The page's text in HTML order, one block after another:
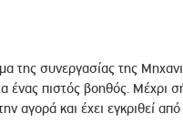
της συνεργασίας της
ένας πιστός βοηθός. Μέχρι
αγορά και έχει εγκριθεί